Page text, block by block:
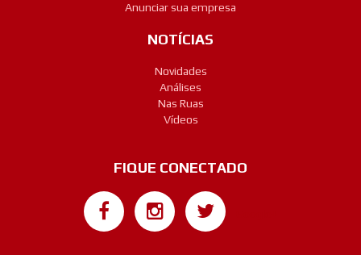
Anunciar sua empresa
NOTÍCIAS
Novidades
Análises
Nas Ruas
Vídeos
FIQUE CONECTADO